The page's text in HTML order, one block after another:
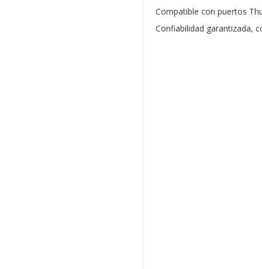
Compatible con puertos
Confiabilidad garantizada,